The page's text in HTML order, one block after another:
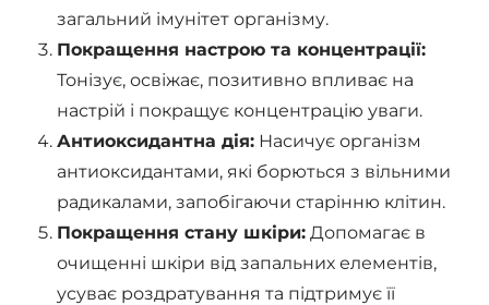
загальний імунітет організму.
Покращення настрою та концентрації:
Тонізує, освіжає, позитивно впливає на
настрій і покращує концентрацію уваги.
Антиоксидантна дія: Насичує організм
антиоксидантами, які борються з вільними
радикалами, запобігаючи старінню клітин.
Покращення стану шкіри: Допомагає в
очищенні шкіри від запальних елементів,
усуває роздратування та підтримує її